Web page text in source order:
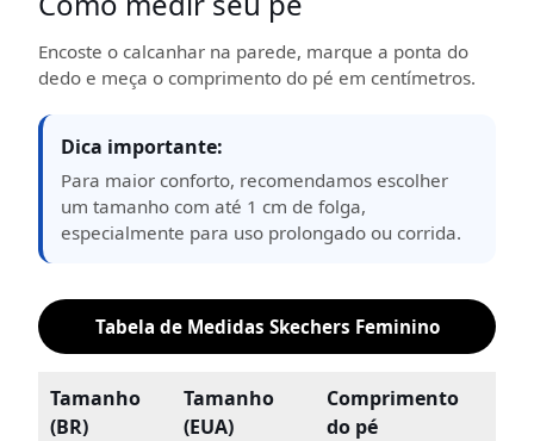
Encoste o calcanhar na parede, marque a ponta do
dedo e meça o comprimento do pé em centímetros.
Dica importante:
Para maior conforto, recomendamos escolher
um tamanho com até 1 cm de folga,
especialmente para uso prolongado ou corrida.
Tabela de Medidas Skechers Feminino
Tamanho
(BR)
Tamanho
(EUA)
Comprimento
do pé